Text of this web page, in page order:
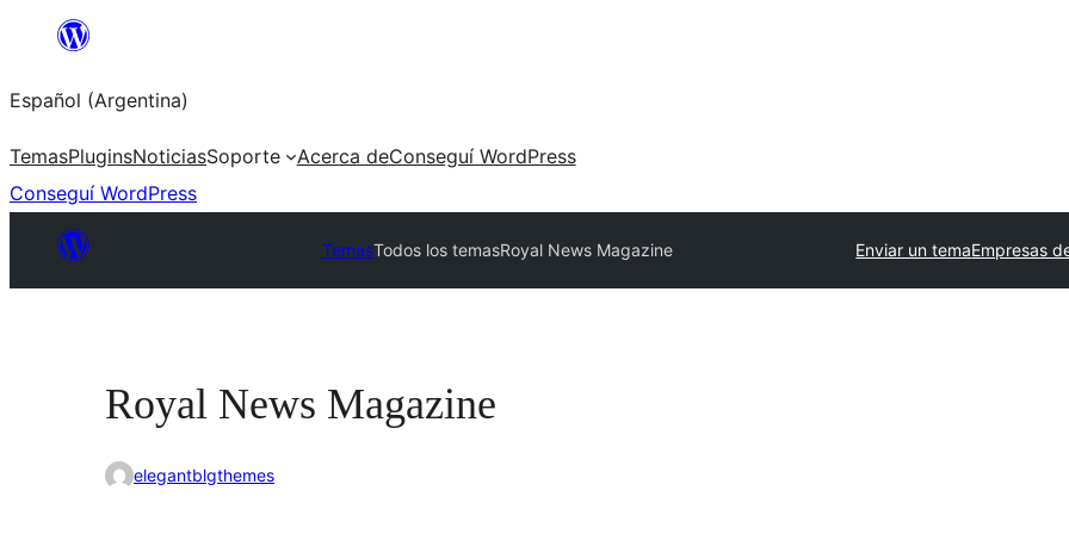
Saltar
contenido
Español (Argentina)
TemasPluginsNoticiasSoporte Acerca deConseguí WordPress
Conseguí WordPress
TemasTodos los temasRoyal News Magazine Enviar un temaEmpresas
Royal News Magazine
elegantblgthemes